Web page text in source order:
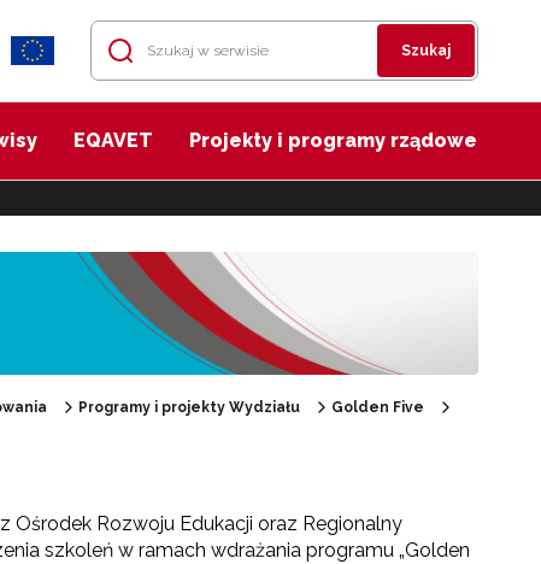
Szukaj
EQAVET Projekty i programy rządowe
Programy i projekty Wydziału
Golden Five
Ośrodek Rozwoju Edukacji oraz Regionalny
szkoleń w ramach wdrażania programu „Golden